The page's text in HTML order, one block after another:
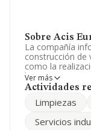
Sobre Acis
La compañía
construcción de
como la
los mismos. La
Limitada. La
de importación
La empresa
Ver más
Actividades
Limpiezas
Servicios